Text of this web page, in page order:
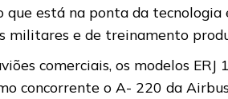
que está na ponta da tecnologia
militares e de treinamento
comerciais, os modelos
concorrente o A- 220 da